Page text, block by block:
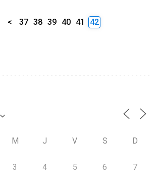
< 37 38 39 40 41 42
M J V S D
3 4 5 6 7